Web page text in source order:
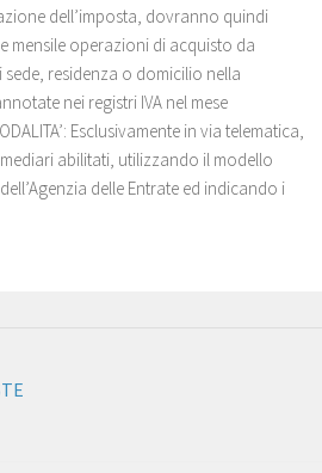
dell’imposta, dovranno quindi
mensile operazioni di acquisto da
residenza o domicilio nella
nei registri IVA nel mese
Esclusivamente in via telematica,
abilitati, utilizzando il modello
delle Entrate ed indicando i